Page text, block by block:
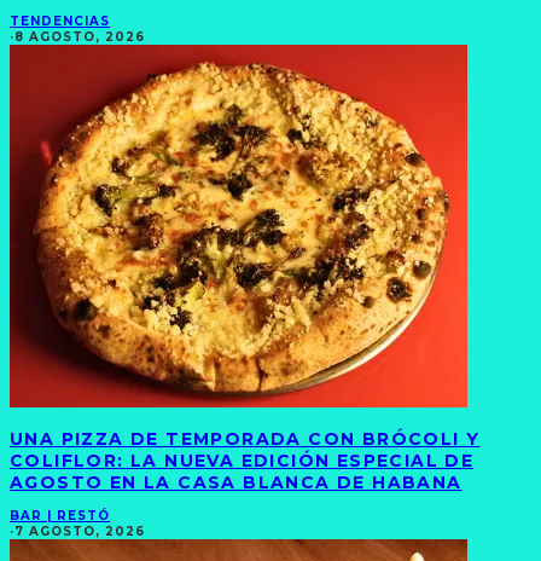
TENDENCIAS
·8 AGOSTO, 2026
UNA PIZZA DE TEMPORADA CON BRÓCOLI Y
COLIFLOR: LA NUEVA EDICIÓN ESPECIAL DE
AGOSTO EN LA CASA BLANCA DE HABANA
BAR | RESTÓ
·7 AGOSTO, 2026